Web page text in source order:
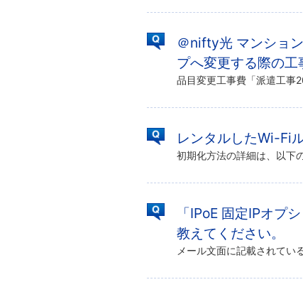
＠nifty光 マンショ
プへ変更する際の工
レンタルしたWi-Fi
「IPoE 固定IPオプ
教えてください。